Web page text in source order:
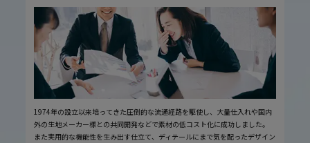
1974年の設立以来培ってきた圧倒的な流通経路を駆使し、大量仕入れや国内
外の生地メーカー様との共同開発などで素材の低コスト化に成功しました。
また実用的な機能性を生み出す仕立て、ディテールにまで気を配ったデザイン